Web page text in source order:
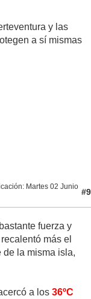
y las
a sí mismas
: Martes 02 Junio
#9
fuerza y
más el
de la misma isla,
a los 36ºC